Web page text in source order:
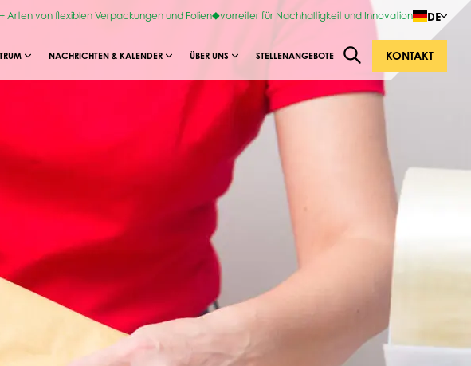
Arten von flexiblen Verpackungen und Folien vorreiter für Nachhaltigkeit und Innovation DE
NACHRICHTEN & KALENDER ÜBER UNS STELLENANGEBOTE KONTAKT